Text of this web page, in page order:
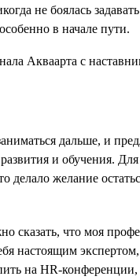
не боялась
в начале пути.
дальше, и
и обучения.
желание
сказать, что моя
настоящим
на HR-